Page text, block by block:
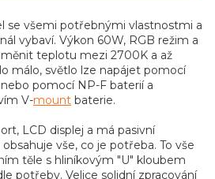
se všemi potřebnými vlastnostmi a
vybaví. Výkon 60W, RGB režim a
teplotu mezi 2700K a až
málo, světlo lze napájet pomocí
pomocí NP-F baterií a
V-mount baterie.
LCD displej a má pasivní
vše, co je potřeba. To vše
těle s hliníkovým "U" kloubem
potřeby. Velice solidní zpracování